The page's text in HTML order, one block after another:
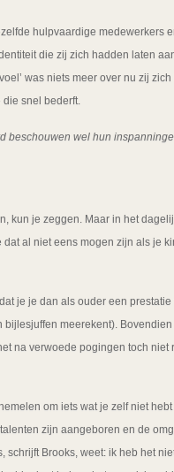
hulpvaardige medewerkers
die zij zich hadden laten
was niets meer over nu zij
snel bederft.
beschouwen wel hun
kun je zeggen. Maar in het
al niet eens mogen zijn als je
je je dan als ouder een
bijlesjuffen meerekent).
na verwoede pogingen toch
om iets wat je zelf niet
zijn aangeboren en de
schrijft Brooks, weet: ik heb het